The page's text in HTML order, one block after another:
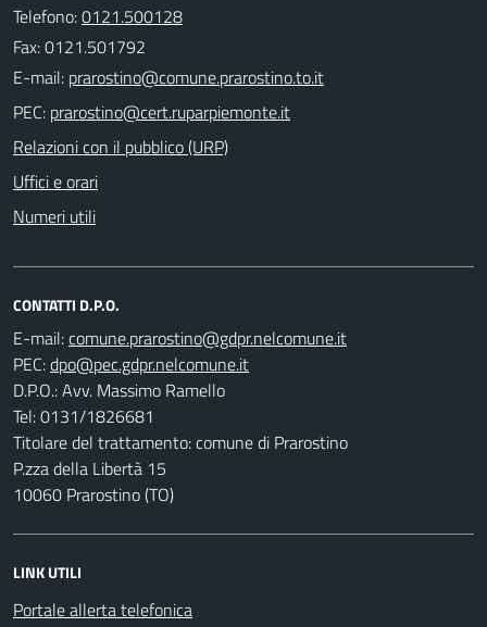
Telefono:0121.500128
Fax: 0121.501792
E-mail:
PEC:
Relazioni con il pubblico (URP)
Uffici e orari
Numeri utili
CONTATTI D.P.O.
E-mail:
PEC:
D.P.O.: Avv. Massimo Ramello
Tel: 0131/1826681
Titolare del trattamento: comune di Prarostino
P.zza della Libertà 15
10060 Prarostino (TO)
LINK UTILI
Portale allerta telefonica